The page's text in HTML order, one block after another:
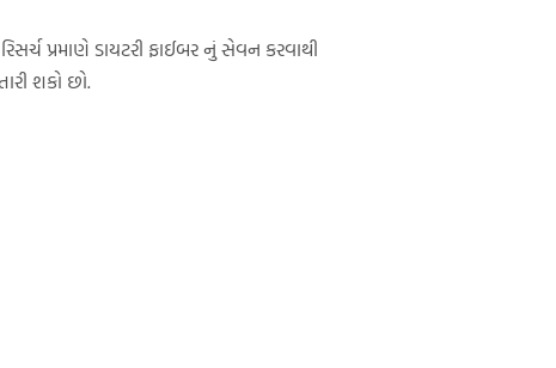
પ્રમાણે ડાયટરી ફાઈબર નું સેવન કરવાથી
શકો છો.